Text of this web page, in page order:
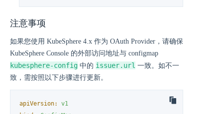
注意事项
如果您使用 KubeSphere 4.x 作为 OAuth Provider，请确保
KubeSphere Console 的外部访问地址与 configmap
kubesphere-config 中的 issuer.url 一致。如不一
致，需按照以下步骤进行更新。
apiVersion:
v1